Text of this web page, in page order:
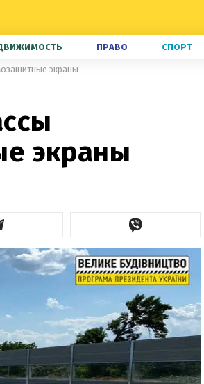
ПРАВО СПОРТ
экраны
экраны